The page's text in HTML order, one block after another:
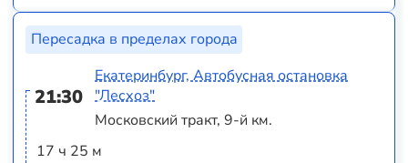
Пересадка в пределах города
21:30
17 ч 25 м
Екатеринбург, Автобусная остановка
"Лесхоз"
Московский тракт, 9-й км.